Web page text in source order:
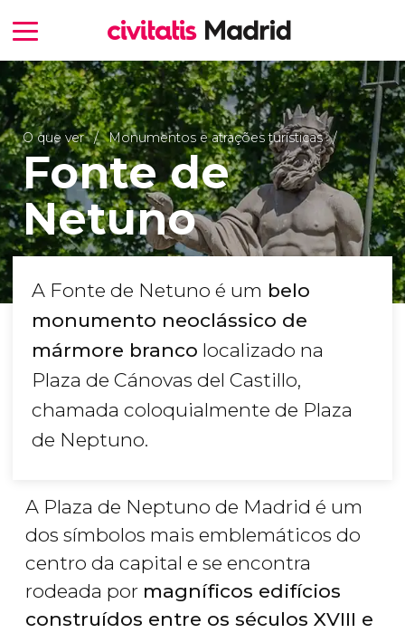
O que ver Monumentos e atrações turísticas
Fonte de
Netuno
A Fonte de Netuno é um belo
monumento neoclássico de
mármore branco localizado na
Plaza de Cánovas del Castillo,
chamada coloquialmente de Plaza
de Neptuno.
A Plaza de Neptuno de Madrid é um
dos símbolos mais emblemáticos do
centro da capital e se encontra
rodeada por magníficos edifícios
construídos entre os séculos XVIII e